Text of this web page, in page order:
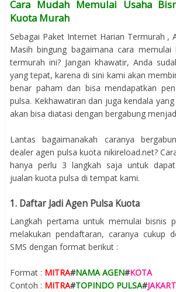
Cara Mudah Memulai Usaha
Kuota Murah
Sebagai Paket Internet Harian Termurah ,
Masih bingung bagaimana cara memulai
termurah ini? Jangan khawatir, Anda
yang tepat, karena di sini kami akan
benar paham dan bisa mendapatkan
pulsa. Kekhawatiran dan juga kendala
akan bisa diatasi dengan bergabung
Lantas bagaimanakah caranya
dealer agen pulsa kuota nikireload.net?
hanya perlu 3 langkah saja untuk
jualan kuota pulsa di tempat kami.
1. Daftar Jadi Agen Pulsa Kuota
Langkah pertama untuk memulai bisnis
melakukan pendaftaran, caranya cukup
SMS dengan format berikut :
Format : MITRA#NAMA AGEN#KOTA
Contoh : MITRA#TOPINDO PULSA#